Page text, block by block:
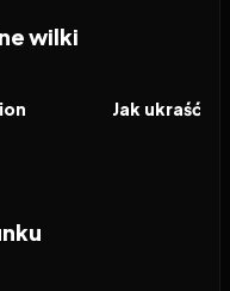
wilki
FILM
Jak ukraść